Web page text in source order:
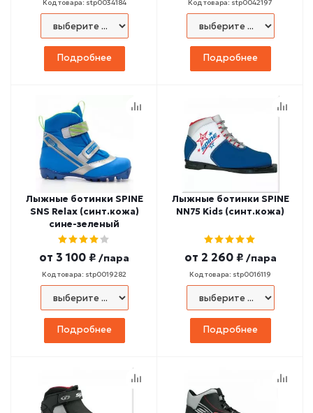
Код товара: stp0034184
Подробнее
Код товара: stp0042197
Подробнее
Лыжные ботинки SPINE
SNS Relax (синт.кожа)
сине-зеленый
от 3 100 ₽ /пара
Код товара: stp0019282
Подробнее
Лыжные ботинки SPINE
NN75 Kids (синт.кожа)
от 2 260 ₽ /пара
Код товара: stp0016119
Подробнее